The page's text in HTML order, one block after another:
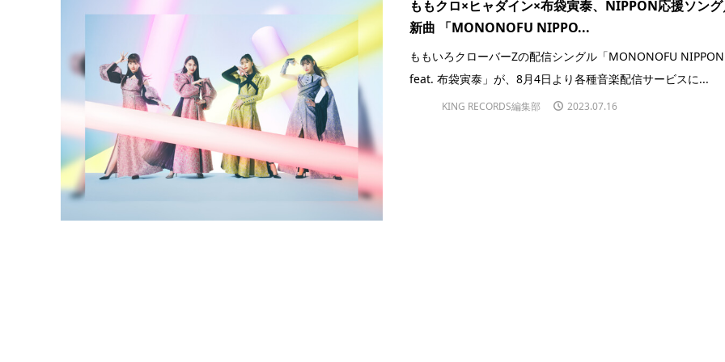
ももクロ×ヒャダイン×布袋寅泰、NIPPON応援ソン
新曲 「MONONOFU NIPPO...
ももいろクローバーZの配信シングル「MONONOFU NIPPON
feat. 布袋寅泰」が、8月4日より各種音楽配信サービスに...
KING RECORDS編集部 2023.07.16